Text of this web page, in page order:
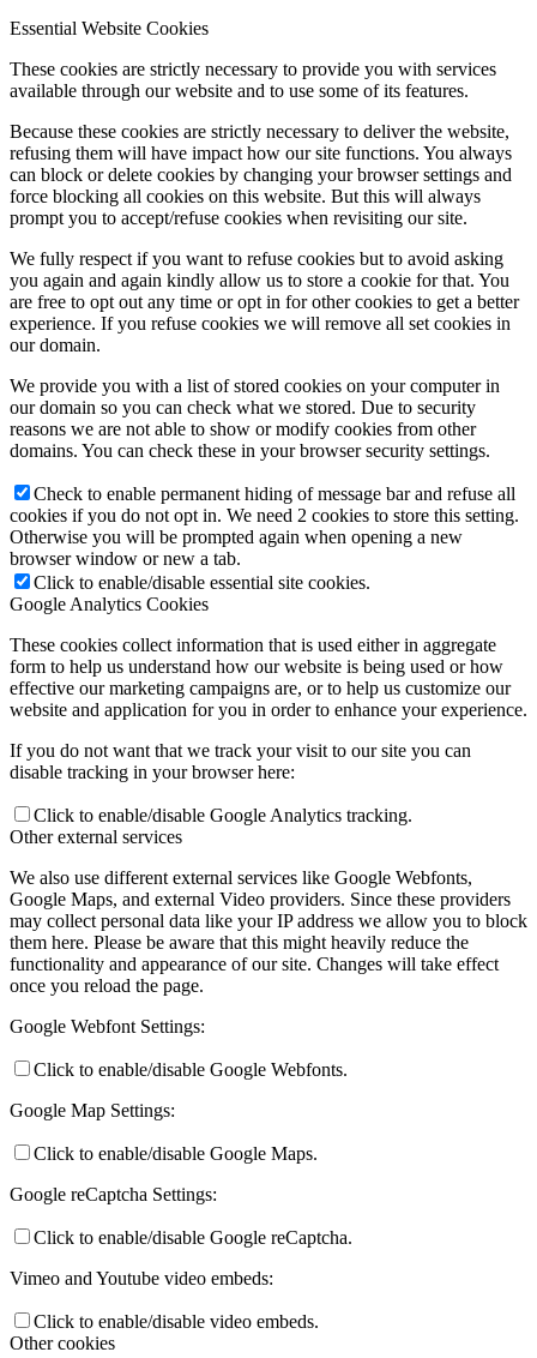
Essential Website Cookies
These cookies are strictly necessary to provide you with services
available through our website and to use some of its features.
Because these cookies are strictly necessary to deliver the website,
refusing them will have impact how our site functions. You always
can block or delete cookies by changing your browser settings and
force blocking all cookies on this website. But this will always
prompt you to accept/refuse cookies when revisiting our site.
We fully respect if you want to refuse cookies but to avoid asking
you again and again kindly allow us to store a cookie for that. You
are free to opt out any time or opt in for other cookies to get a better
experience. If you refuse cookies we will remove all set cookies in
our domain.
We provide you with a list of stored cookies on your computer in
our domain so you can check what we stored. Due to security
reasons we are not able to show or modify cookies from other
domains. You can check these in your browser security settings.
Check to enable permanent hiding of message bar and refuse all
cookies if you do not opt in. We need 2 cookies to store this setting.
Otherwise you will be prompted again when opening a new
browser window or new a tab.
Click to enable/disable essential site cookies.
Google Analytics Cookies
These cookies collect information that is used either in aggregate
form to help us understand how our website is being used or how
effective our marketing campaigns are, or to help us customize our
website and application for you in order to enhance your experience.
If you do not want that we track your visit to our site you can
disable tracking in your browser here:
Click to enable/disable Google Analytics tracking.
Other external services
We also use different external services like Google Webfonts,
Google Maps, and external Video providers. Since these providers
may collect personal data like your IP address we allow you to block
them here. Please be aware that this might heavily reduce the
functionality and appearance of our site. Changes will take effect
once you reload the page.
Google Webfont Settings:
Click to enable/disable Google Webfonts.
Google Map Settings:
Click to enable/disable Google Maps.
Google reCaptcha Settings:
Click to enable/disable Google reCaptcha.
Vimeo and Youtube video embeds:
Click to enable/disable video embeds.
Other cookies